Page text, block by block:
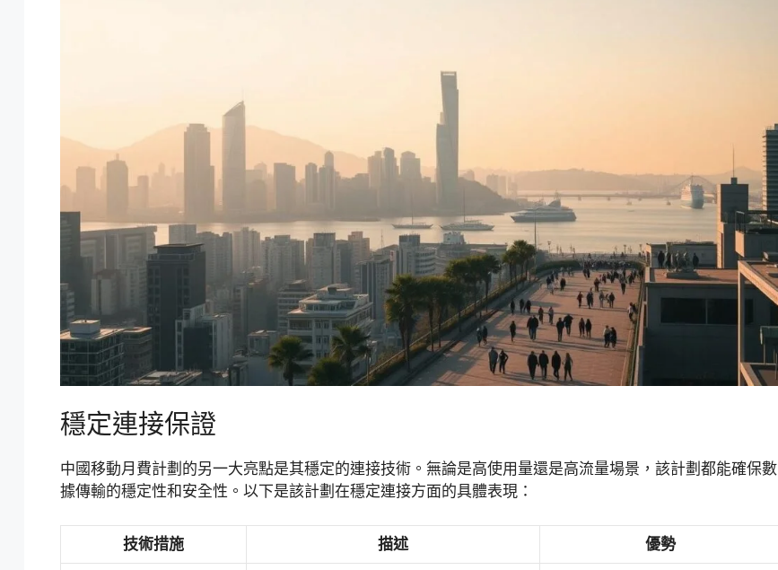
穩定連接保證
中國移動月費計劃的另一大亮點是其穩定的連接技術。無論是高使用量還是高流量場景，該計劃都能確保數
據傳輸的穩定性和安全性。以下是該計劃在穩定連接方面的具體表現：
技術措施 描述 優勢